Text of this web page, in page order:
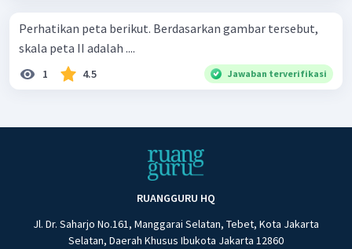
Perhatikan peta berikut. Berdasarkan gambar tersebut,
skala peta II adalah ....
1 4.5 Jawaban terverifikasi
RUANGGURU HQ
Jl. Dr. Saharjo No.161, Manggarai Selatan, Tebet, Kota Jakarta
Selatan, Daerah Khusus Ibukota Jakarta 12860